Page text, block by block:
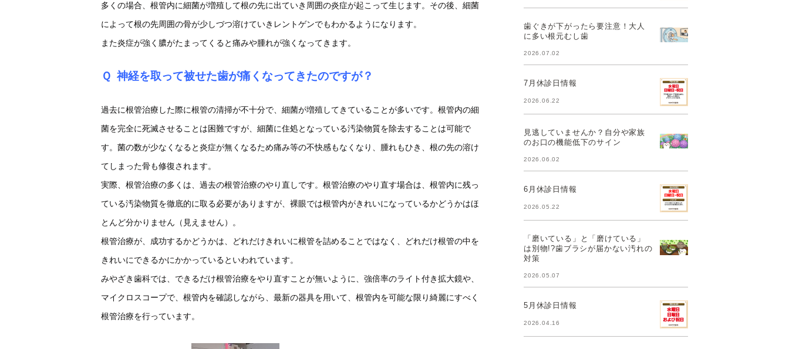
多くの場合、根管内に細菌が増殖して根の先に出ていき周囲の炎症が起こって生じます。その後、細菌
によって根の先周囲の骨が少しづつ溶けていきレントゲンでもわかるようになります。
また炎症が強く膿がたまってくると痛みや腫れが強くなってきます。
Ｑ 神経を取って被せた歯が痛くなってきたのですが？
過去に根管治療した際に根管の清掃が不十分で、細菌が増殖してきていることが多いです。根管内の細
菌を完全に死滅させることは困難ですが、細菌に住処となっている汚染物質を除去することは可能で
す。菌の数が少なくなると炎症が無くなるため痛み等の不快感もなくなり、腫れもひき、根の先の溶け
てしまった骨も修復されます。
実際、根管治療の多くは、過去の根管治療のやり直しです。根管治療のやり直す場合は、根管内に残っ
ている汚染物質を徹底的に取る必要がありますが、裸眼では根管内がきれいになっているかどうかはほ
とんど分かりません（見えません）。
根管治療が、成功するかどうかは、どれだけきれいに根管を詰めることではなく、どれだけ根管の中を
きれいにできるかにかかっているといわれています。
みやざき歯科では、できるだけ根管治療をやり直すことが無いように、強倍率のライト付き拡大鏡や、
マイクロスコープで、根管内を確認しながら、最新の器具を用いて、根管内を可能な限り綺麗にすべく
根管治療を行っています。
歯ぐきが下がったら要注意！大人
に多い根元むし歯
2026.07.02
7月休診日情報
2026.06.22
見逃していませんか？自分や家族
のお口の機能低下のサイン
2026.06.02
6月休診日情報
2026.05.22
「磨いている」と「磨けている」
は別物!?歯ブラシが届かない汚れの
対策
2026.05.07
5月休診日情報
2026.04.16